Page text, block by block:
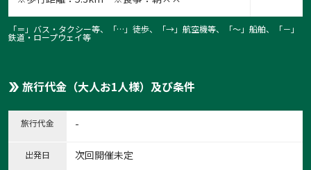
「＝」バス・タクシー等、「…」徒歩、「→」航空機等、「〜」船舶、「－」
鉄道・ロープウェイ等
旅行代金（大人お1人様）及び条件
旅行代金 -
出発日 次回開催未定